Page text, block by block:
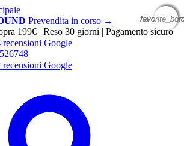
Prevendita in corso →
199€ | Reso 30 giorni | Pagamento sicuro
recensioni Google
recensioni Google